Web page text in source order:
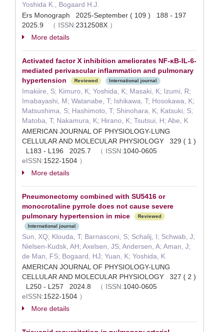
Yoshida K., Bogaard H.J.
Ers Monograph 2025-September ( 109 ) 188 - 197
2025.9
（ ISSN:2312508X ）
More details
Activated factor X inhibition ameliorates NF-κB-IL-6-
mediated perivascular inflammation and pulmonary
hypertension
Reviewed International journal
Imakiire, S; Kimuro, K; Yoshida, K; Masaki, K; Izumi, R;
Imabayashi, M; Watanabe, T; Ishikawa, T; Hosokawa, K;
Matsushima, S; Hashimoto, T; Shinohara, K; Katsuki, S;
Matoba, T; Nakamura, K; Hirano, K; Tsutsui, H; Abe, K
AMERICAN JOURNAL OF PHYSIOLOGY-LUNG
CELLULAR AND MOLECULAR PHYSIOLOGY 329 ( 1 )
L183 - L196 2025.7
（ ISSN:1040-0605
eISSN:1522-1504 ）
More details
Pneumonectomy combined with SU5416 or
monocrotaline pyrrole does not cause severe
pulmonary hypertension in mice
Reviewed
International journal
Sun, XQ; Klouda, T; Barnasconi, S; Schalij, I; Schwab, J;
Nielsen-Kudsk, AH; Axelsen, JS; Andersen, A; Aman, J;
de Man, FS; Bogaard, HJ; Yuan, K; Yoshida, K
AMERICAN JOURNAL OF PHYSIOLOGY-LUNG
CELLULAR AND MOLECULAR PHYSIOLOGY 327 ( 2 )
L250 - L257 2024.8
（ ISSN:1040-0605
eISSN:1522-1504 ）
More details